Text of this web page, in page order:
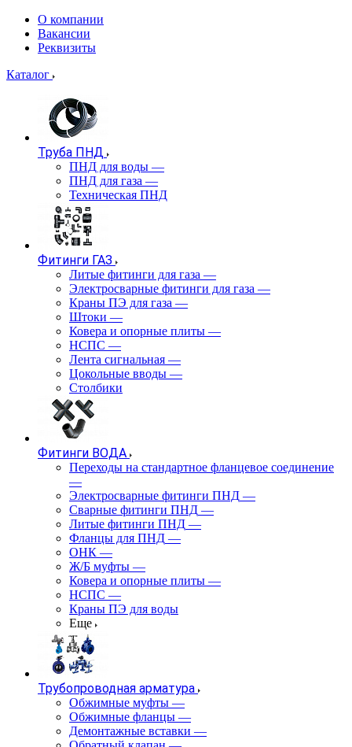
О компании
Вакансии
Реквизиты
Каталог
Труба ПНД
ПНД для воды —
ПНД для газа —
Техническая ПНД
Фитинги ГАЗ
Литые фитинги для газа —
Электросварные фитинги для газа —
Краны ПЭ для газа —
Штоки —
Ковера и опорные плиты —
НСПС —
Лента сигнальная —
Цокольные вводы —
Столбики
Фитинги ВОДА
Переходы на стандартное фланцевое соединение
—
Электросварные фитинги ПНД —
Сварные фитинги ПНД —
Литые фитинги ПНД —
Фланцы для ПНД —
ОНК —
Ж/Б муфты —
Ковера и опорные плиты —
НСПС —
Краны ПЭ для воды
Еще
Трубопроводная арматура
Обжимные муфты —
Обжимные фланцы —
Демонтажные вставки —